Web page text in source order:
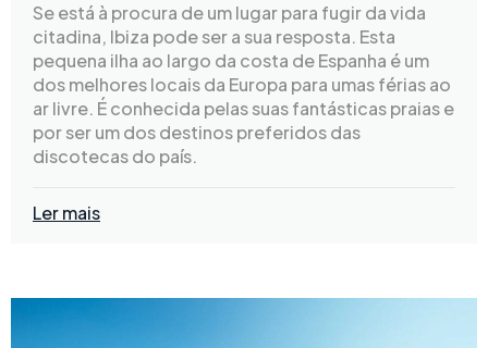
Se está à procura de um lugar para fugir da vida
citadina, Ibiza pode ser a sua resposta. Esta
pequena ilha ao largo da costa de Espanha é um
dos melhores locais da Europa para umas férias ao
ar livre. É conhecida pelas suas fantásticas praias e
por ser um dos destinos preferidos das
discotecas do país.
Ler mais